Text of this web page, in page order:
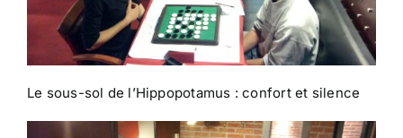
Le sous-sol de l’Hippopotamus : confort et silence